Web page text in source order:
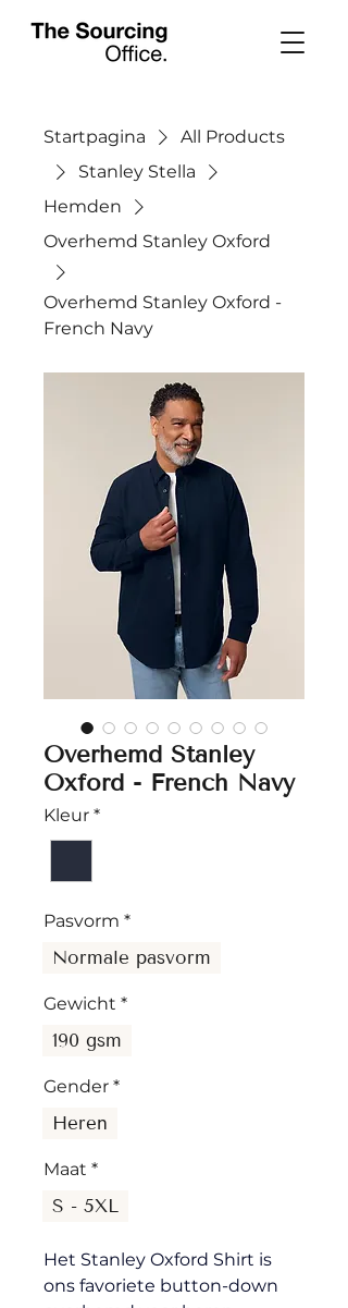
Startpagina
All Products
Stanley Stella
Hemden
Overhemd Stanley Oxford
Overhemd Stanley Oxford -
French Navy
Overhemd Stanley
Oxford - French Navy
Kleur *
Pasvorm *
Normale pasvorm
Gewicht *
190 gsm
Gender *
Heren
Maat *
S - 5XL
Het Stanley Oxford Shirt is
ons favoriete button-down